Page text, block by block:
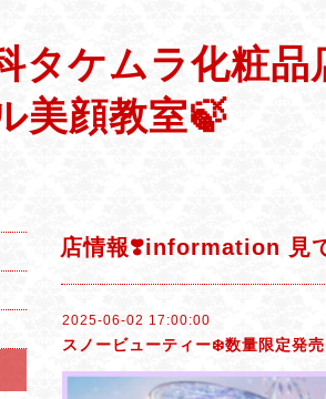
タケムラ化粧品
美顔教室🍃
店情報❣️information 見
2025-06-02 17:00:00
スノービューティー❄️数量限定発売